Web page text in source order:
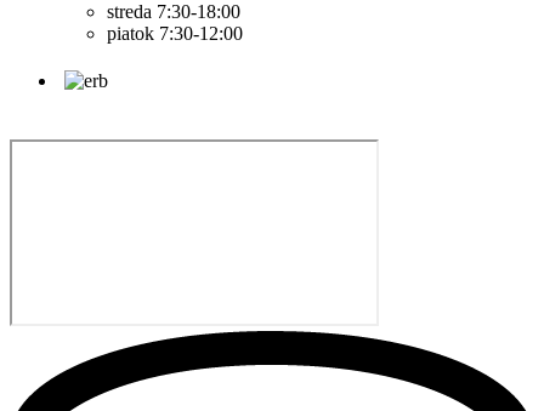
streda 7:30-18:00
piatok 7:30-12:00